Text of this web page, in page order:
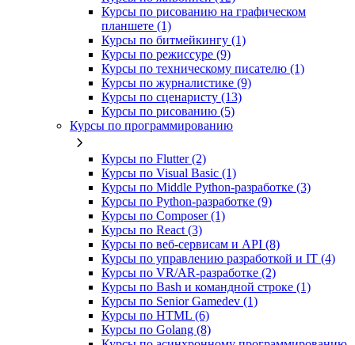
Курсы по рисованию на графическом
планшете (1)
Курсы по битмейкингу (1)
Курсы по режиссуре (9)
Курсы по техническому писателю (1)
Курсы по журналистике (9)
Курсы по сценаристу (13)
Курсы по рисованию (5)
Курсы по программированию
Курсы по Flutter (2)
Курсы по Visual Basic (1)
Курсы по Middle Python-разработке (3)
Курсы по Python-разработке (9)
Курсы по Composer (1)
Курсы по React (3)
Курсы по веб‑сервисам и API (8)
Курсы по управлению разработкой и IT (4)
Курсы по VR/AR‑разработке (2)
Курсы по Bash и командной строке (1)
Курсы по Senior Gamedev (1)
Курсы по HTML (6)
Курсы по Golang (8)